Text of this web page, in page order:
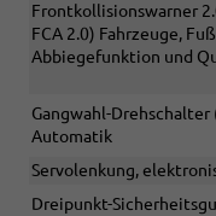
Frontkollisionswarner
FCA 2.0) Fahrzeuge,
Abbiegefunktion und
Gangwahl-Drehschalter
Automatik
Servolenkung,
Dreipunkt-